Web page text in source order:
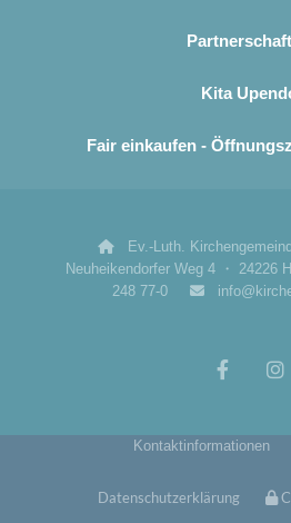
Kita
Fair einkaufen -
Ev.-Luth.
Neuheikendorfer Weg 4 ・
248 77-0 
Kontaktinformationen
Datenschutzerklärung